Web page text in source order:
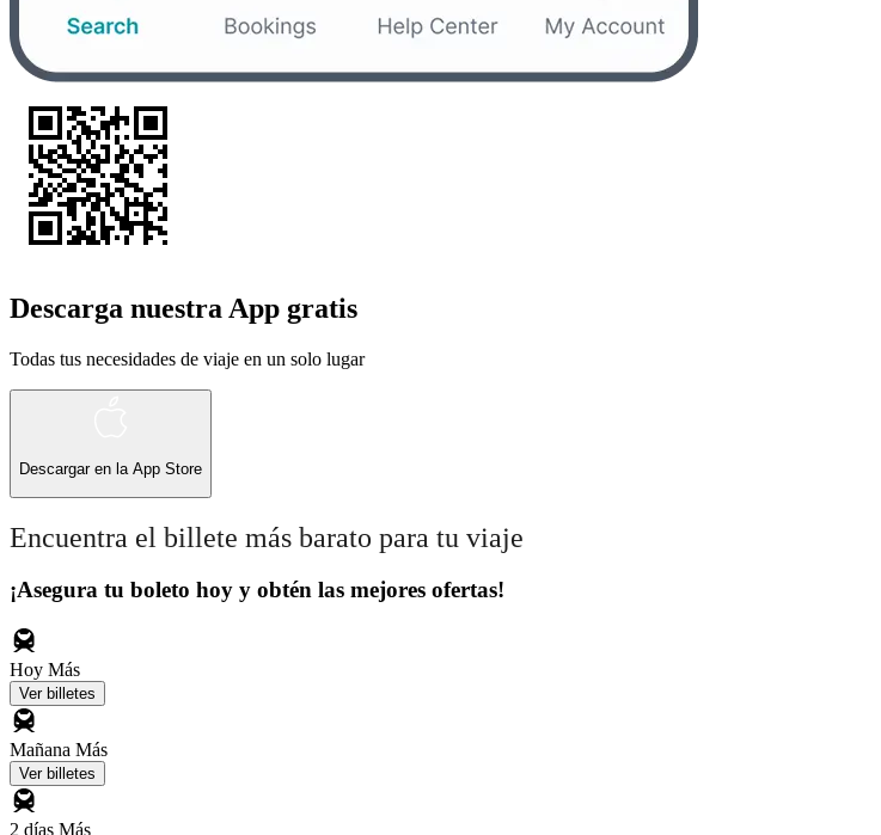
Descarga nuestra App gratis
Todas tus necesidades de viaje en un solo lugar
Descargar en la App Store
Encuentra el billete más barato para tu viaje
¡Asegura tu boleto hoy y obtén las mejores ofertas!
Hoy Más
Ver billetes
Mañana Más
Ver billetes
2 días Más